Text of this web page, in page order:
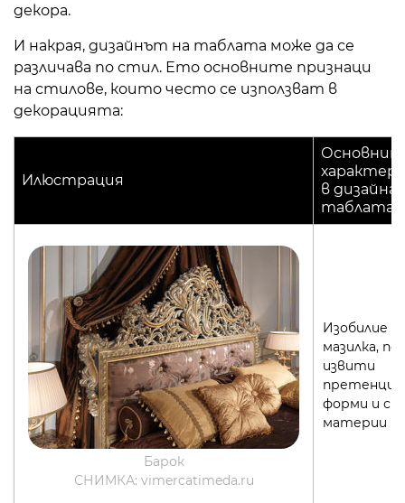
декора.
И накрая, дизайнът на таблата може да се
различава по стил. Ето основните признаци
на стилове, които често се използват в
декорацията:
Илюстрация
в дизайна
таблата
Барок
СНИМКА: vimercatimeda.ru
Изобилие
мазилка,
извити
форми и
материи